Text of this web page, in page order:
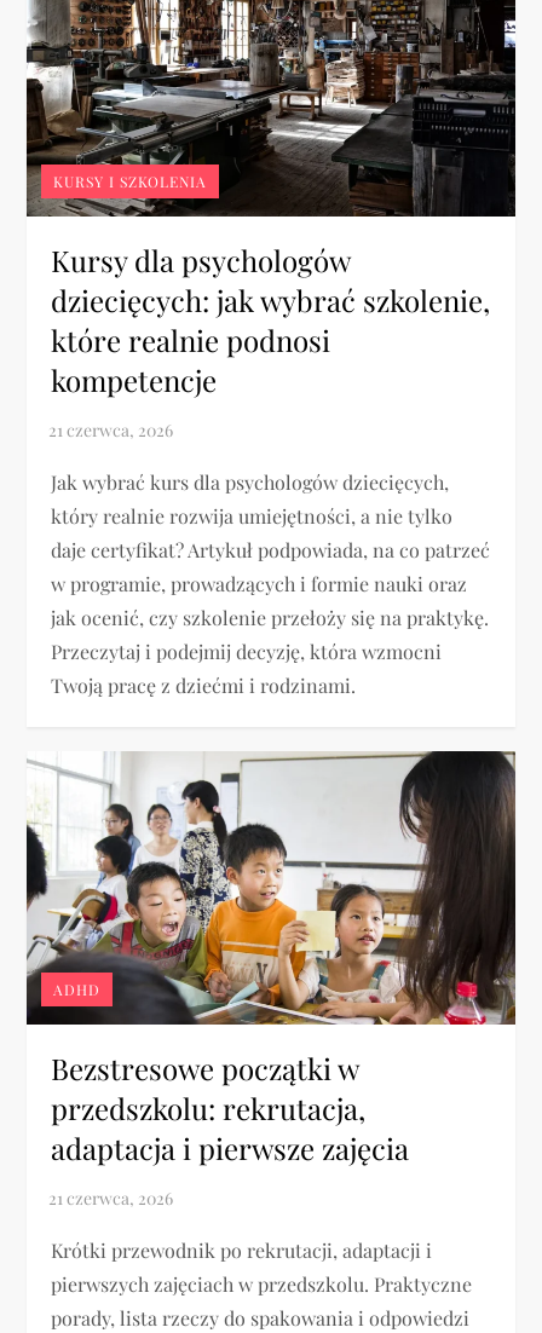
KURSY I SZKOLENIA
Kursy dla psychologów
dziecięcych: jak wybrać szkolenie,
które realnie podnosi
kompetencje
Jak wybrać kurs dla psychologów dziecięcych,
który realnie rozwija umiejętności, a nie tylko
daje certyfikat? Artykuł podpowiada, na co patrzeć
w programie, prowadzących i formie nauki oraz
jak ocenić, czy szkolenie przełoży się na praktykę.
Przeczytaj i podejmij decyzję, która wzmocni
Twoją pracę z dziećmi i rodzinami.
ADHD
Bezstresowe początki w
przedszkolu: rekrutacja,
adaptacja i pierwsze zajęcia
Krótki przewodnik po rekrutacji, adaptacji i
pierwszych zajęciach w przedszkolu. Praktyczne
porady, lista rzeczy do spakowania i odpowiedzi